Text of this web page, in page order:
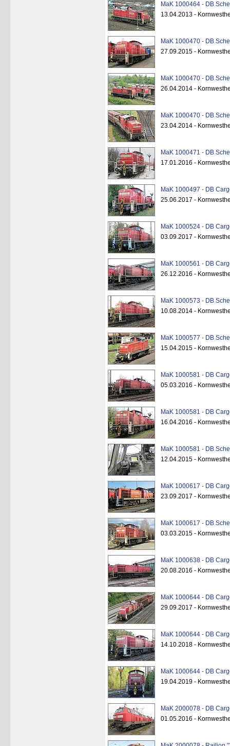
MaK 1000464 - DB
13.04.2013 -
MaK 1000470 - DB
27.09.2015 -
MaK 1000470 - DB
26.04.2014 -
MaK 1000470 - DB
23.04.2014 -
MaK 1000471 - DB
17.01.2016 -
MaK 1000497 - DB
25.06.2017 -
MaK 1000524 - DB
03.09.2017 -
MaK 1000561 - DB
26.12.2016 -
MaK 1000573 - DB
10.08.2014 -
MaK 1000577 - DB
15.04.2015 -
MaK 1000581 - DB
05.03.2016 -
MaK 1000581 - DB
16.04.2016 -
MaK 1000581 - DB
12.04.2015 -
MaK 1000617 - DB
23.09.2017 -
MaK 1000617 - DB
03.03.2015 -
MaK 1000638 - DB
20.08.2016 -
MaK 1000644 - DB
29.09.2017 -
MaK 1000644 - DB
14.10.2018 -
MaK 1000644 - DB
19.04.2019 -
MaK 2000078 - DB
01.05.2016 -